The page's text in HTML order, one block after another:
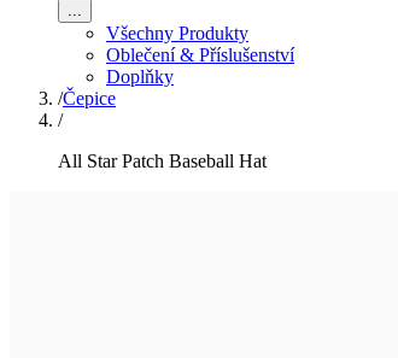
...
Všechny Produkty
Oblečení & Příslušenství
Doplňky
/Čepice
/
All Star Patch Baseball Hat